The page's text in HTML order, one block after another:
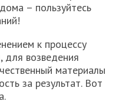
– пользуйтесь
к процессу
для возведения
материалы
за результат. Вот